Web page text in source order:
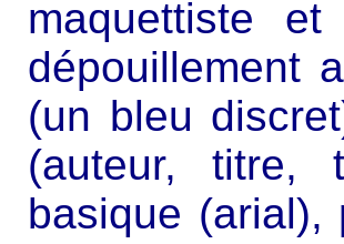
maquettiste
dépouillement
(un bleu
(auteur, titre,
basique